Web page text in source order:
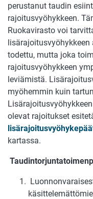
perustanut taudin
rajoitusvyöhykkeen.
Ruokavirasto voi
lisärajoitusvyöhykkeen
todettu, mutta joka
rajoitusvyöhykkeen
leviämistä.
myöhemmin kuin
olevat rajoitukset
kartassa.